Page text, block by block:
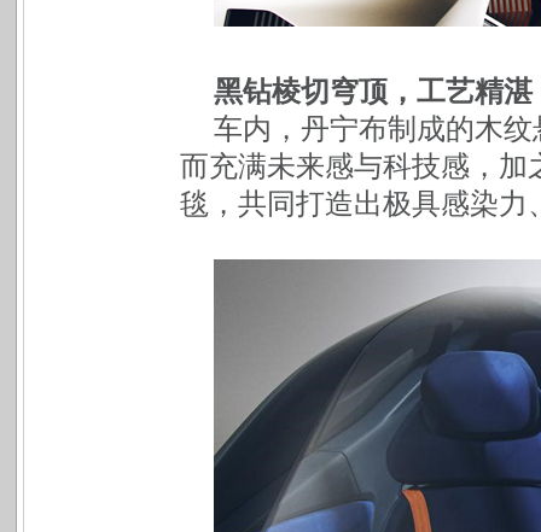
黑钻棱切穹顶，工艺精
车内，丹宁布制成的木
而充满未来感与科技感，
毯，共同打造出极具感染